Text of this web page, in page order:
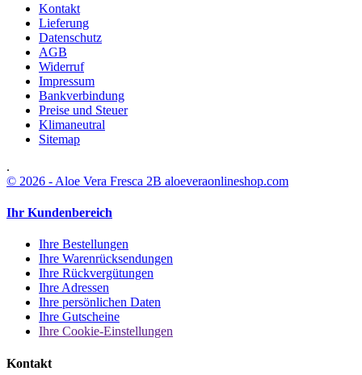
Kontakt
Lieferung
Datenschutz
AGB
Widerruf
Impressum
Bankverbindung
Preise und Steuer
Klimaneutral
Sitemap
.
© 2026 - Aloe Vera Fresca 2B aloeveraonlineshop.com
Ihr Kundenbereich
Ihre Bestellungen
Ihre Warenrücksendungen
Ihre Rückvergütungen
Ihre Adressen
Ihre persönlichen Daten
Ihre Gutscheine
Ihre Cookie-Einstellungen
Kontakt